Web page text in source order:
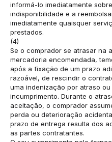
informá-lo imediatamente
indisponibilidade e a
imediatamente quaisquer
prestados.
(4)
Se o comprador se atrasar na
mercadoria encomendada,
após a fixação de um prazo
razoável, de rescindir o
uma indenização por atraso ou
incumprimento. Durante o
aceitação, o comprador
perda ou deterioração
prazo de entrega resulta dos
as partes contratantes.